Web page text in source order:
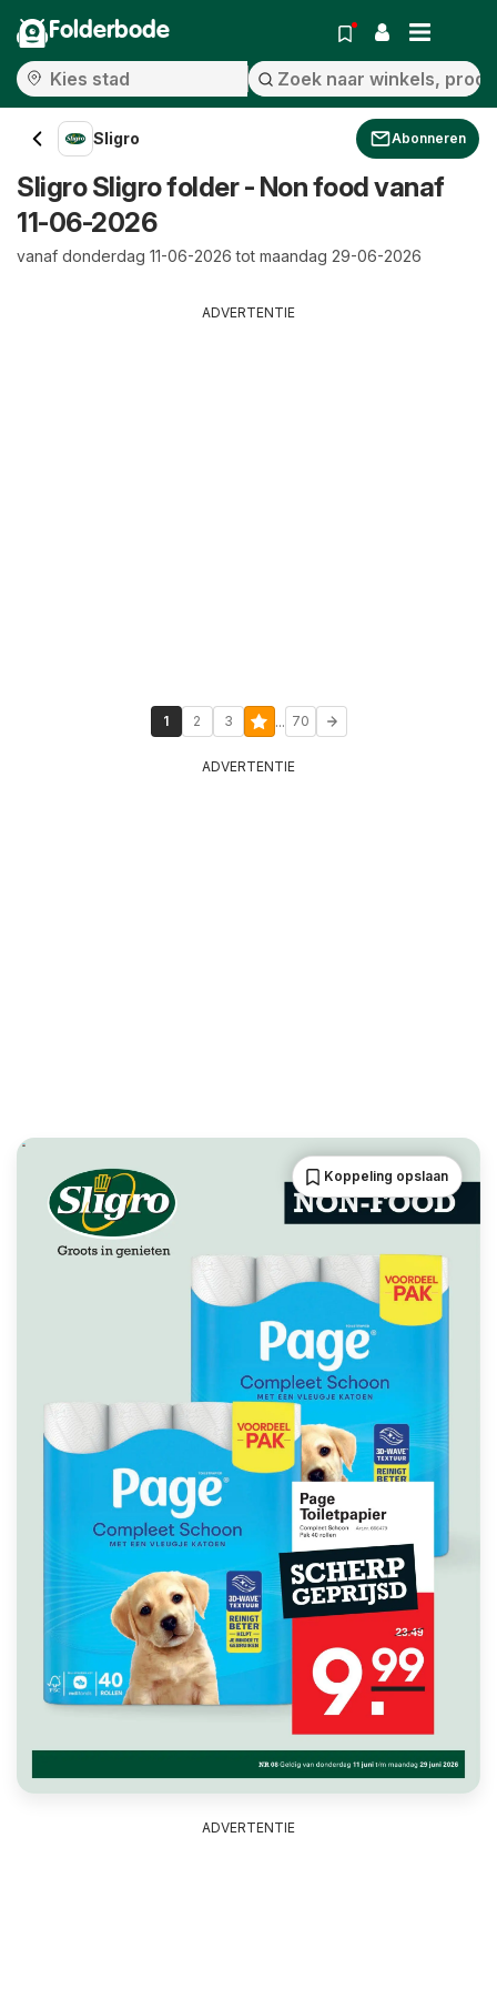
Folderbode
Sligro Abonneren
Sligro Sligro folder - Non food vanaf
11-06-2026
vanaf donderdag 11-06-2026 tot maandag 29-06-2026
ADVERTENTIE
1 2 3 ... 70
ADVERTENTIE
Koppeling opslaan
ADVERTENTIE